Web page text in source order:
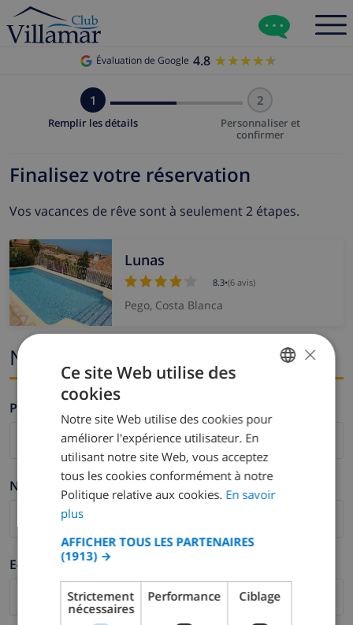
Évaluation de Google 4.8 ★★★★★
★★★★★
1
Remplir les détails
2
Personnaliser et
confirmer
Finalisez votre réservation
Vos vacances de rêve sont à seulement 2 étapes.
Lunas
8.3•(6 avis)
Pego, Costa Blanca
Nom et adresse e-mail
Prénom *
Nom de famille *
E-mail *
DUTCH
SPANISH
GERMAN
DANISH
×
Ce site Web utilise des
cookies
Notre site Web utilise des cookies pour
améliorer l'expérience utilisateur. En
utilisant notre site Web, vous acceptez
tous les cookies conformément à notre
Politique relative aux cookies. En savoir
plus
AFFICHER TOUS LES PARTENAIRES
(1913) →
Strictement
nécessaires
Performance Ciblage